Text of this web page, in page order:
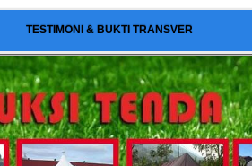
TESTIMONI & BUKTI TRANSVER